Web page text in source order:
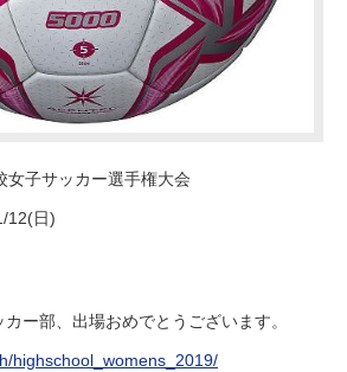
女子サッカー選手権大会
12(日)
ー部、出場おめでとうございます。
highschool_womens_2019/